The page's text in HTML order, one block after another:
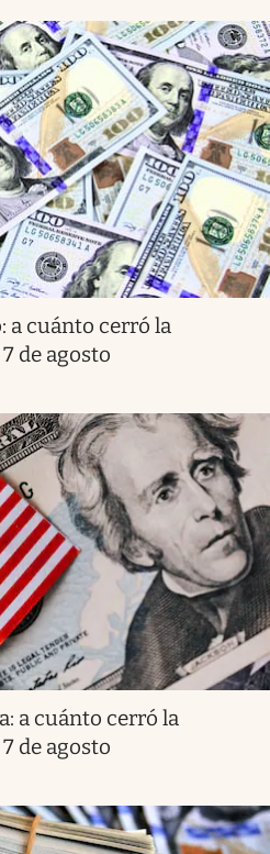
a cuánto cerró la
de agosto
a cuánto cerró la
de agosto